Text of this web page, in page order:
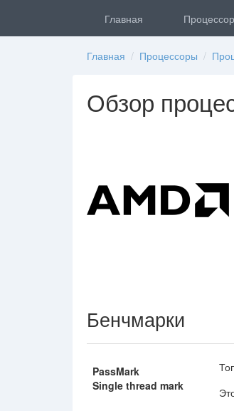
Главная
Главная / Процессоры /
Обзор
Бенчмарки
PassMark
Single thread mark